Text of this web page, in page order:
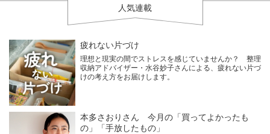
人気連載
疲れない片づけ
理想と現実の間でストレスを感じていませんか？ 整理
収納アドバイザー・水谷妙子さんによる、疲れない片づ
けの考え方をお届けします。
本多さおりさん 今月の「買ってよかったも
の」「手放したもの」